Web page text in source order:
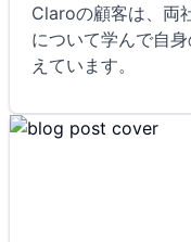
Claroの顧客は、両
について学んで自
えています。